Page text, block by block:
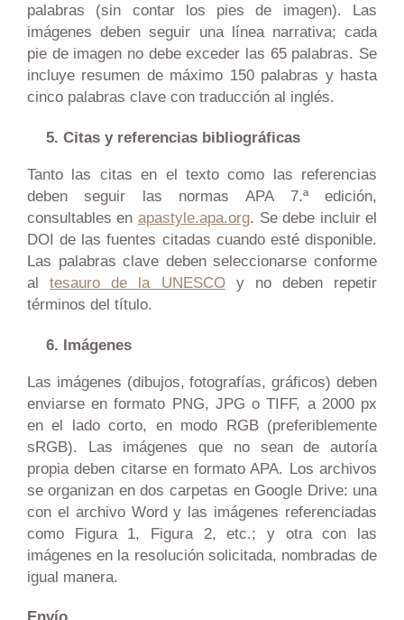
palabras (sin contar los pies de imagen). Las
imágenes deben seguir una línea narrativa; cada
pie de imagen no debe exceder las 65 palabras. Se
incluye resumen de máximo 150 palabras y hasta
cinco palabras clave con traducción al inglés.
Citas y referencias bibliográficas
Tanto las citas en el texto como las referencias
deben seguir las normas APA 7.ª edición,
consultables en apastyle.apa.org. Se debe incluir el
DOI de las fuentes citadas cuando esté disponible.
Las palabras clave deben seleccionarse conforme
altesauro de la UNESCOy no deben repetir
términos del título.
Imágenes
Las imágenes (dibujos, fotografías, gráficos) deben
enviarse en formato PNG, JPG o TIFF, a 2000 px
en el lado corto, en modo RGB (preferiblemente
sRGB). Las imágenes que no sean de autoría
propia deben citarse en formato APA. Los archivos
se organizan en dos carpetas en Google Drive: una
con el archivo Word y las imágenes referenciadas
como Figura 1, Figura 2, etc.; y otra con las
imágenes en la resolución solicitada, nombradas de
igual manera.